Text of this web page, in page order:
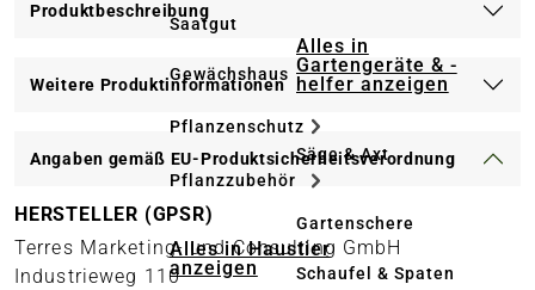
Saatgut
Gewächshaus
Pflanzenschutz
Pflanzzubehör
Alles in Haustier
anzeigen
Alles in
Gartengeräte & -
helfer anzeigen
Säge & Axt
Gartenschere
Schaufel & Spaten
Produktbeschreibung
Weitere Produktinformationen
Angaben gemäß EU-Produktsicherheitsverordnung
HERSTELLER (GPSR)
Terres Marketing- und Consulting GmbH
Industrieweg 110